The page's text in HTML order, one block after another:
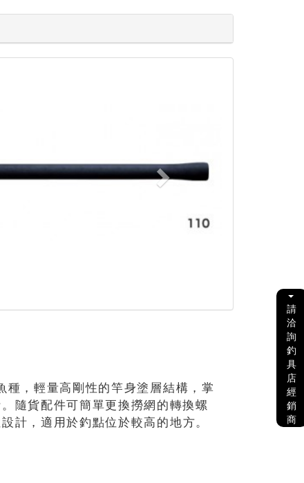
請
洽
詢
釣
具
店
經
銷
商
種，輕量高剛性的竿身塗層結構，掌
隨貨配件可簡單更換撈網的轉換螺
計，適用於釣點位於較高的地方。